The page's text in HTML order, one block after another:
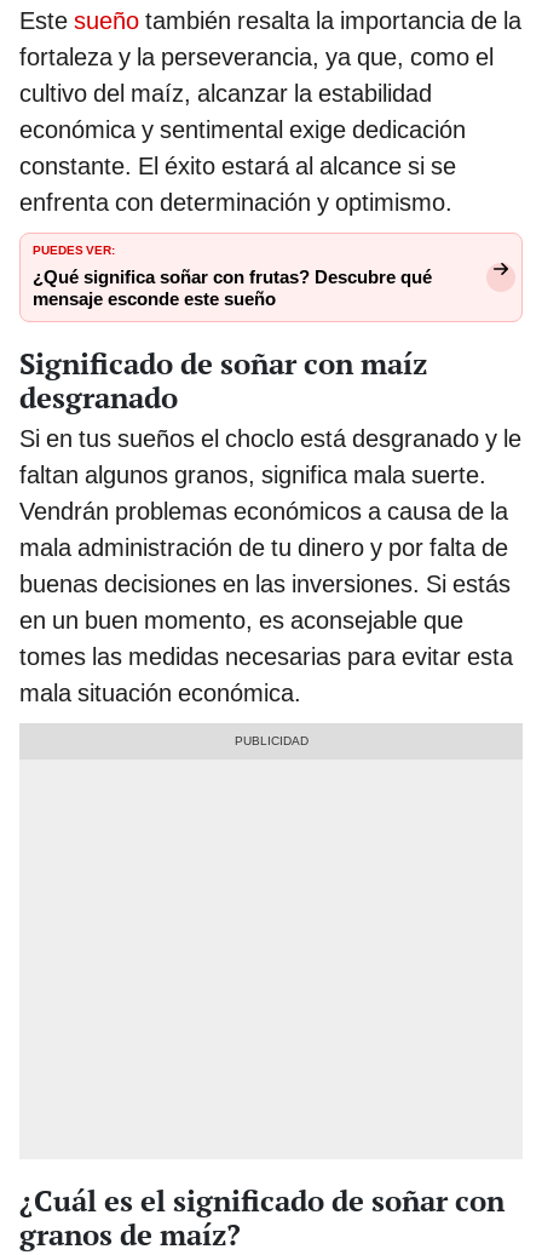
Este sueño también resalta la importancia de la
fortaleza y la perseverancia, ya que, como el
cultivo del maíz, alcanzar la estabilidad
económica y sentimental exige dedicación
constante. El éxito estará al alcance si se
enfrenta con determinación y optimismo.
PUEDES VER:
¿Qué significa soñar con frutas? Descubre qué
mensaje esconde este sueño
Significado de soñar con maíz
desgranado
Si en tus sueños el choclo está desgranado y le
faltan algunos granos, significa mala suerte.
Vendrán problemas económicos a causa de la
mala administración de tu dinero y por falta de
buenas decisiones en las inversiones. Si estás
en un buen momento, es aconsejable que
tomes las medidas necesarias para evitar esta
mala situación económica.
¿Cuál es el significado de soñar con
granos de maíz?